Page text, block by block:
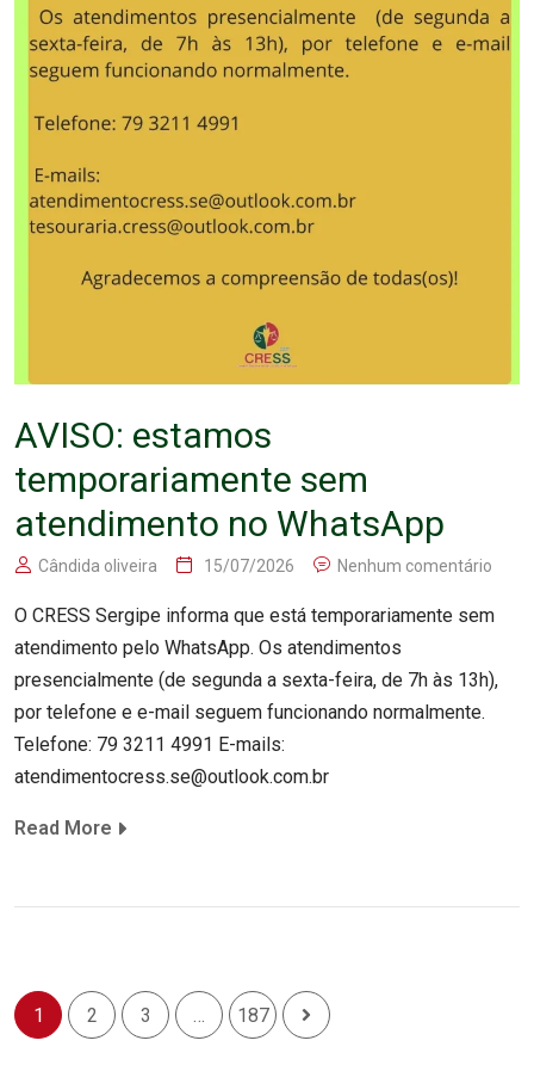
AVISO: estamos
temporariamente sem
atendimento no WhatsApp
Cândida oliveira 15/07/2026 Nenhum comentário
O CRESS Sergipe informa que está temporariamente sem
atendimento pelo WhatsApp. Os atendimentos
presencialmente (de segunda a sexta-feira, de 7h às 13h),
por telefone e e-mail seguem funcionando normalmente.
Telefone: 79 3211 4991 E-mails:
atendimentocress.se@outlook.com.br
Read More
1 2 3 … 187